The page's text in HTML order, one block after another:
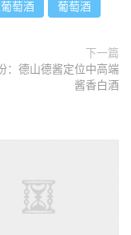
萄酒 葡萄酒
下一篇
：德山德酱定位中高端
酱香白酒